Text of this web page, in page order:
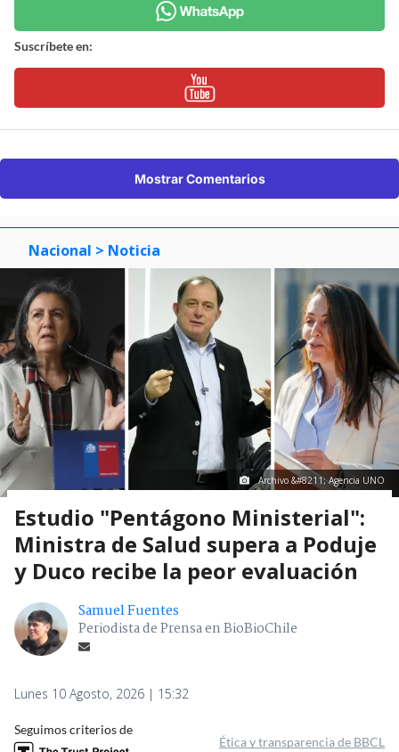
Suscríbete en:
Mostrar Comentarios
Nacional > Noticia
Archivo &#8211; Agencia UNO
Estudio "Pentágono Ministerial":
Ministra de Salud supera a Poduje
y Duco recibe la peor evaluación
Samuel Fuentes
Periodista de Prensa en BioBioChile
Lunes 10 Agosto, 2026 | 15:32
Seguimos criterios de
Ética y transparencia de BBCL